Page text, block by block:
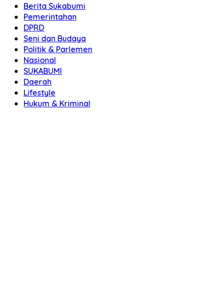
Berita Sukabumi
Pemerintahan
DPRD
Seni dan Budaya
Politik & Parlemen
Nasional
SUKABUMI
Daerah
Lifestyle
Hukum & Kriminal